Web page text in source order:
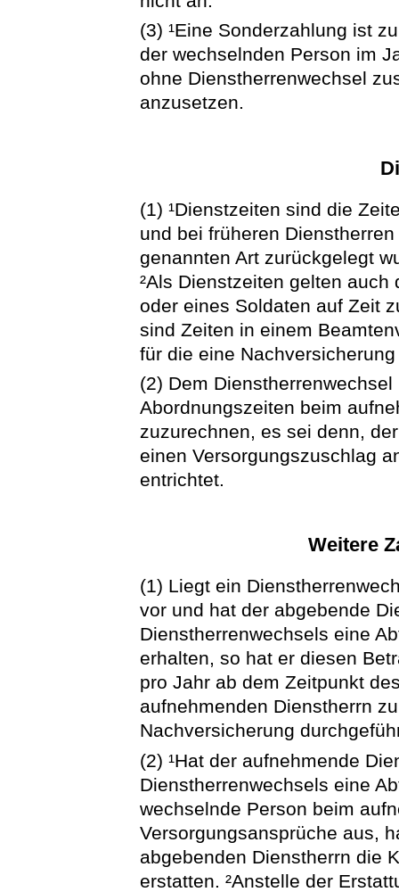
(3) ¹Eine Sonderzahlung ist
der wechselnden Person im
ohne Dienstherrenwechsel
anzusetzen.
(1) ¹Dienstzeiten sind die
und bei früheren
genannten Art zurückgelegt
²Als Dienstzeiten gelten
oder eines Soldaten auf Zeit
sind Zeiten in einem
für die eine
(2) Dem
Abordnungszeiten beim
zuzurechnen, es sei denn,
einen Versorgungszuschlag
entrichtet.
Weitere
(1) Liegt ein
vor und hat der abgebende
Dienstherrenwechsels eine
erhalten, so hat er diesen
pro Jahr ab dem Zeitpunkt
aufnehmenden Dienstherrn
Nachversicherung
(2) ¹Hat der aufnehmende
Dienstherrenwechsels eine
wechselnde Person beim
Versorgungsansprüche aus,
abgebenden Dienstherrn die
erstatten. ²Anstelle der